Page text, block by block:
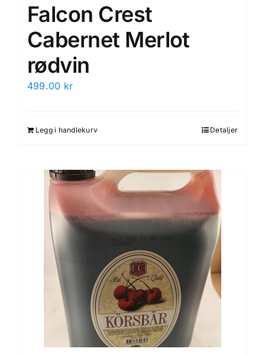
Falcon Crest
Cabernet Merlot
rødvin
499.00 kr
Legg i handlekurv Detaljer